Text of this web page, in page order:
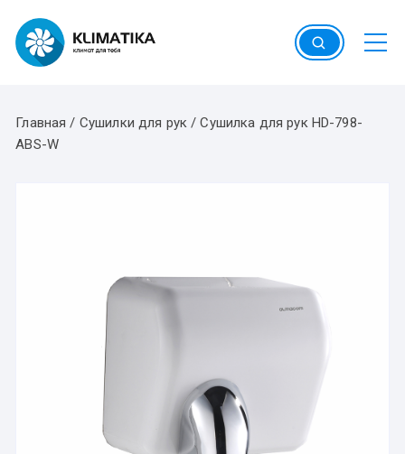
содержимому
Главная / Сушилки для рук /Сушилка для рук HD-798-
ABS-W